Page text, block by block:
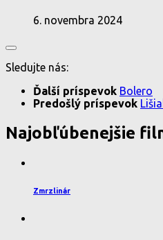
6. novembra 2024
Sledujte nás:
Ďalší príspevok Bolero
Predošlý príspevok
Najobľúbenejšie
Zmrzlinár